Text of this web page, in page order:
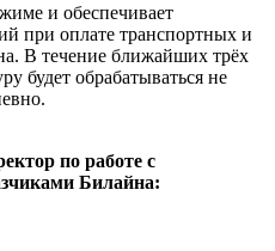
и обеспечивает
при оплате транспортных и
В течение ближайших трёх
будет обрабатываться не
по работе с
Билайна: